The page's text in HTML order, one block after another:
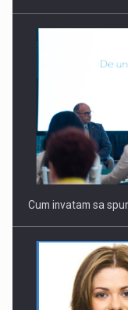
Cum invatam sa